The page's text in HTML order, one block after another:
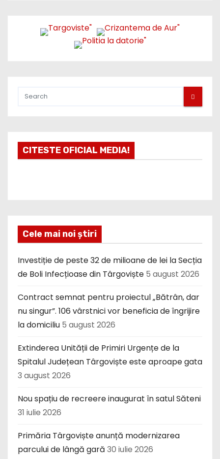
CITESTE OFICIAL MEDIA!
Cele mai noi știri
Investiție de peste 32 de milioane de lei la Secția
de Boli Infecțioase din Târgoviște 5 august 2026
Contract semnat pentru proiectul „Bătrân, dar
nu singur”. 106 vârstnici vor beneficia de îngrijire
la domiciliu 5 august 2026
Extinderea Unității de Primiri Urgențe de la
Spitalul Județean Târgoviște este aproape gata
3 august 2026
Nou spațiu de recreere inaugurat în satul Săteni
31 iulie 2026
Primăria Târgoviște anunță modernizarea
parcului de lângă gară 30 iulie 2026